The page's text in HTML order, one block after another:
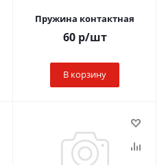
Пружина контактная
60р/шт
В корзину